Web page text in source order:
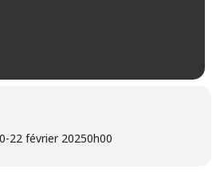
-22 février 20250h00